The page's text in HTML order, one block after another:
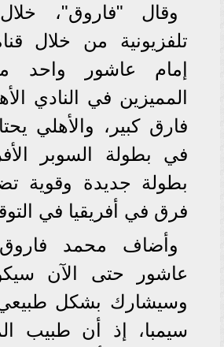
وقال "فاروق"،
تلفزيونية من خلال
إمام عاشور واحد
المميزين في النادي
فارق كبير، والأهلي
في بطولة السوبر
فرق في أفريقيا في
وأضاف محمد
عاشور حتى الآن
وسيشارك بشكل
سيمبا، إذ أن طبيب